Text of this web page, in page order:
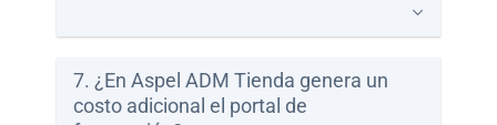
7. ¿En Aspel ADM Tienda genera un
costo adicional el portal de